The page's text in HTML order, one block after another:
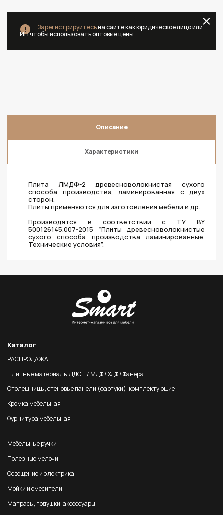
Зарегистрируйтесьна сайте как юридическое лицо или
ИП чтобы использовать оптовые цены
Описание
Характеристики
Плита ЛМДФ-2 древесноволокнистая сухого
способа производства, ламинированная с двух
сторон.
Плиты применяются для изготовления мебели и др.
Производятся в соответствии с ТУ BY
500126145.007-2015 “Плиты древесноволокнистые
сухого способа производства ламинированные.
Технические условия”.
Каталог
РАСПРОДАЖА
Плитные материалы ЛДСП / МДФ / ХДФ / Фанера
Столешницы, стеновые панели (фартуки), комплектующие
Кромка мебельная
Фурнитура мебельная
Мебельные ручки
Полезные мелочи
Освещение и электрика
Мойки и смесители
Матрасы, подушки, аксессуары